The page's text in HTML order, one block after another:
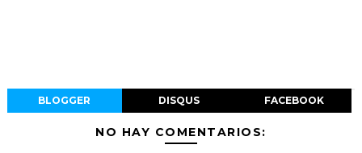
BLOGGER DISQUS FACEBOOK
NO HAY COMENTARIOS: